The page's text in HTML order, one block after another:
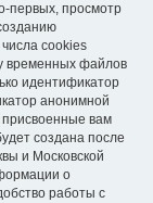
первых, просмотр
cookies
временных файлов
идентификатор
анонимной
присвоенные вам
создана после
и Московской
о
работы с